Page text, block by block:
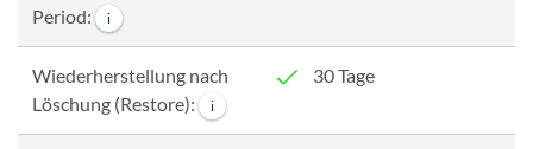
Period:
i
Wiederherstellung nach
Löschung (Restore):
i
30 Tage